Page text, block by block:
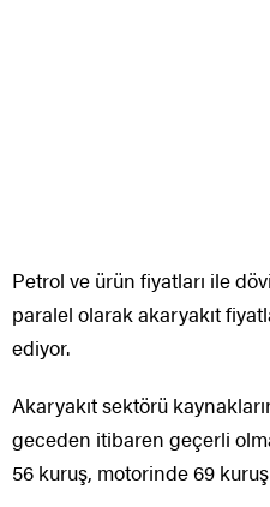
Petrol ve ürün fiyatları ile
paralel olarak akaryakıt
ediyor.
Akaryakıt sektörü
geceden itibaren geçerli
56 kuruş, motorinde 69